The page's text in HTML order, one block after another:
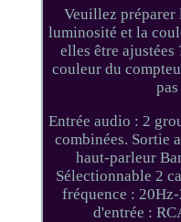
Veuillez préparer
luminosité et la
elles être
couleur du
Entrée audio : 2
combinées. Sortie
haut-parleur
Sélectionnable 2
fréquence :
d'entrée :